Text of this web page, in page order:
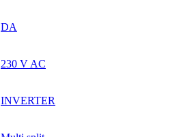
DA
230 V AC
INVERTER